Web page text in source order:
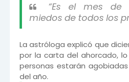
“Es el mes de
miedos de todos los
La astróloga explicó que
por la carta del ahorcado,
personas estarán
del año.